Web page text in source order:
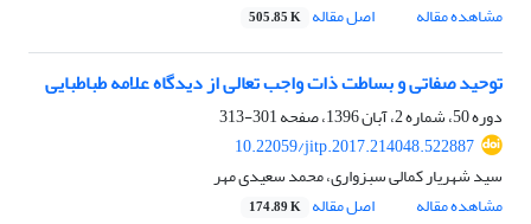
مشاهده مقاله
اصل مقاله 505.85 K
توحید صفاتی و بساطت ذات واجب تعالی از دیدگاه علامه طباطبایی
دوره 50، شماره 2، آبان 1396، صفحه
301-313
10.22059/jitp.2017.214048.522887
سید شهریار کمالی سبزواری، محمد سعیدی مهر
مشاهده مقاله
اصل مقاله 174.89 K